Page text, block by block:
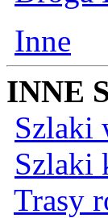
Inne
INNE
Szlaki
Szlaki
Trasy